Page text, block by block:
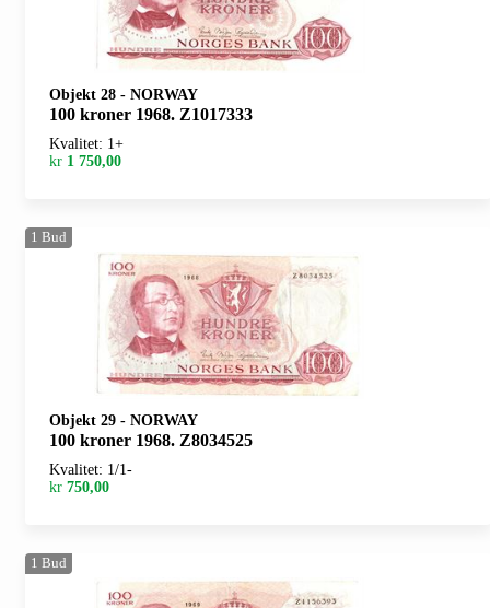
Objekt 28 - NORWAY
100 kroner 1968. Z1017333
Kvalitet: 1+
kr 1 750,00
1 Bud
Objekt 29 - NORWAY
100 kroner 1968. Z8034525
Kvalitet: 1/1-
kr 750,00
1 Bud